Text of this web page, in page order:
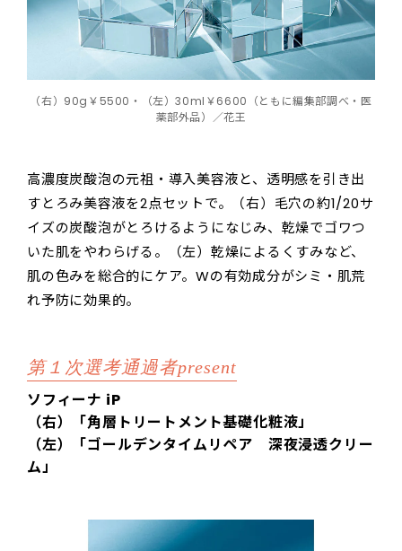
（右）90g￥5500・（左）30ml￥6600（ともに編集部調べ・医
薬部外品）／花王
高濃度炭酸泡の元祖・導入美容液と、透明感を引き出
すとろみ美容液を2点セットで。（右）毛穴の約1/20サ
イズの炭酸泡がとろけるようになじみ、乾燥でゴワつ
いた肌をやわらげる。（左）乾燥によるくすみなど、
肌の色みを総合的にケア。Wの有効成分がシミ・肌荒
れ予防に効果的。
第１次選考通過者present
ソフィーナ iP
（右）「角層トリートメント基礎化粧液」
（左）「ゴールデンタイムリペア 深夜浸透クリー
ム」